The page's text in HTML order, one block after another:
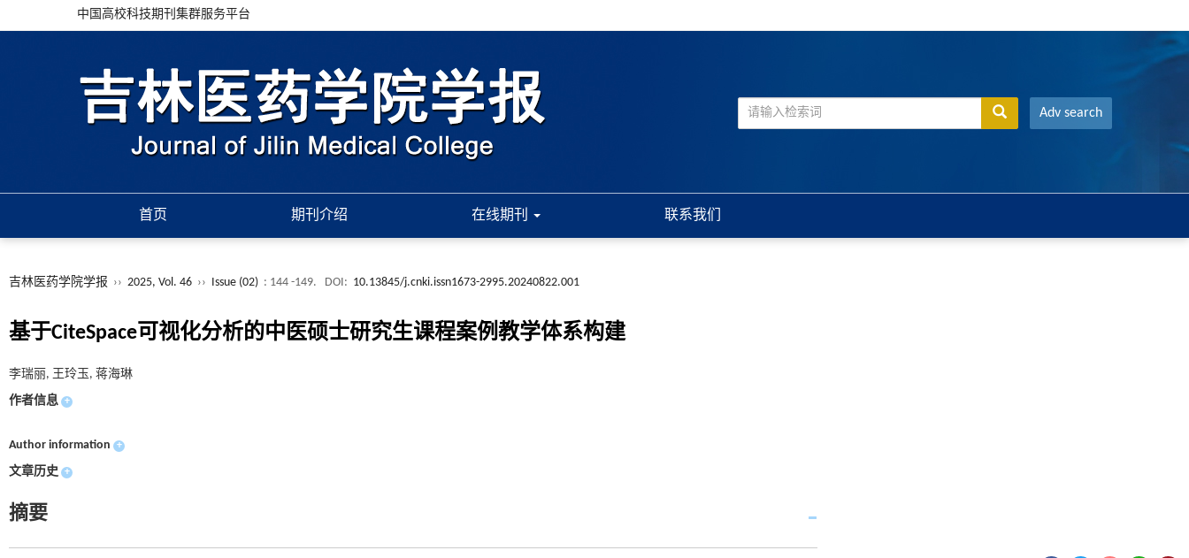
中国高校科技期刊集群服务平台
Adv search
首页 期刊介绍 在线期刊 联系我们
吉林医药学院学报 ›› 2025, Vol. 46 ›› Issue (02) : 144 -149. DOI: 10.13845/j.cnki.issn1673-2995.20240822.001
基于CiteSpace可视化分析的中医硕士研究生课程案例教学体系构建
李瑞丽, 王玲玉, 蒋海琳
作者信息 +
Author information +
文章历史 +
摘要